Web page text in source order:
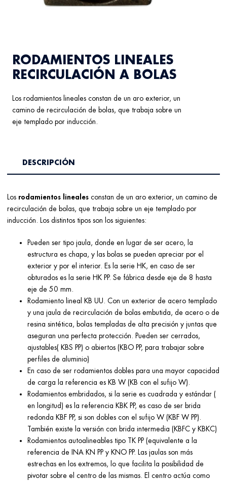
RODAMIENTOS LINEALES
RECIRCULACIÓN A BOLAS
Los rodamientos lineales constan de un aro exterior, un
camino de recirculación de bolas, que trabaja sobre un
eje templado por inducción.
DESCRIPCIÓN
Los rodamientos lineales constan de un aro exterior, un camino de
recirculación de bolas, que trabaja sobre un eje templado por
inducción. Los distintos tipos son los siguientes:
Pueden ser tipo jaula, donde en lugar de ser acero, la
estructura es chapa, y las bolas se pueden apreciar por el
exterior y por el interior. Es la serie HK, en caso de ser
obturados es la serie HK PP. Se fábrica desde eje de 8 hasta
eje de 50 mm.
Rodamiento lineal KB UU. Con un exterior de acero templado
y una jaula de recirculación de bolas embutida, de acero o de
resina sintética, bolas templadas de alta precisión y juntas que
aseguran una perfecta protección. Pueden ser cerrados,
ajustables( KBS PP) o abiertos (KBO PP, para trabajar sobre
perfiles de aluminio)
En caso de ser rodamientos dobles para una mayor capacidad
de carga la referencia es KB W (KB con el sufijo W).
Rodamientos embridados, si la serie es cuadrada y estándar (
en longitud) es la referencia KBK PP, es caso de ser brida
redonda KBF PP, si son dobles con el sufijo W (KBF W PP).
También existe la versión con brida intermedia (KBFC y KBKC)
Rodamientos autoalineables tipo TK PP (equivalente a la
referencia de INA KN PP y KNO PP. Las jaulas son más
estrechas en los extremos, lo que facilita la posibilidad de
pivotar sobre el centro de las mismas. El centro actúa como